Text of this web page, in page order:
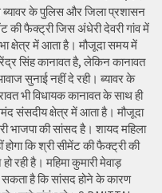
ब्यावर के पुलिस और जिला प्रशासन
की फैक्ट्री जिस अंधेरी देवरी गांव में
क्षेत्र में आता है। मौजूदा समय में
सिंह कानावत है, लेकिन कानावत
सुनाई नहीं दे रही। ब्यावर के
भी विधायक कानावत के साथ ही
संसदीय क्षेत्र में आता है। मौजूदा
भाजपा की सांसद है। शायद महिला
होगा कि श्री सीमेंट की फैक्ट्री की
रही है। महिमा कुमारी मेवाड़
है कि सांसद होने के कारण